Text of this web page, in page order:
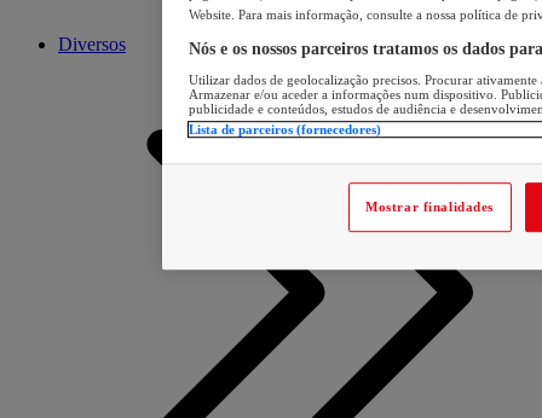
Diversos
Website. Para mais informação, consulte a nossa política de
Nós e os nossos parceiros tratamos os dados
Utilizar dados de geolocalização precisos. Procurar
Armazenar e/ou aceder a informações num dispositivo.
publicidade e conteúdos, estudos de audiência e
Lista de parceiros (fornecedores)
Mostrar finalidades